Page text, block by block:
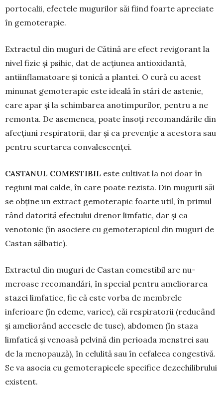
portocalii, efectele mugurilor săi fiind foarte apreciate
în gemoterapie.
Extractul din muguri de Cătină are efect revi­gorant la
nivel fizic și psihic, dat de acțiunea anti­oxidantă,
antiinflamatoare și tonică a plantei. O cură cu acest
minunat gemoterapic este ideală în stări de astenie,
care apar și la schimbarea anotim­purilor, pentru a ne
remonta. De asemenea, poate însoți recomandările din
afecțiuni respiratorii, dar și ca prevenție a acestora sau
pentru scurtarea conva­lescenței.
CASTANUL COMESTIBIL este cultivat la noi doar în
regiuni mai calde, în care poate re­zista. Din mugurii săi
se obține un extract gemo­terapic foarte util, în primul
rând datorită efectului drenor limfatic, dar și ca
venotonic (în asociere cu gemoterapicul din muguri de
Castan sălbatic).
Extractul din muguri de Castan comestibil are nu­
meroase recomandări, în special pentru amelio­rarea
stazei limfatice, fie că este vorba de membrele
inferioare (în edeme, varice), căi respiratorii (reducând
și ameliorând accesele de tuse), abdo­men (în staza
limfatică și venoasă pel­vină din perioada menstrei sau
de la menopauză), în celulită sau în cefaleea con­gestivă.
Se va asocia cu gemo­te­rapicele specifice dezechi­li­brului
exis­tent.